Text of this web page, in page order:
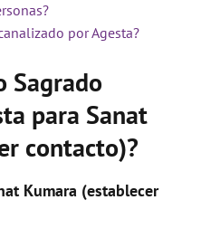
por Agesta?
Sagrado
para Sanat
contacto)?
Kumara (establecer